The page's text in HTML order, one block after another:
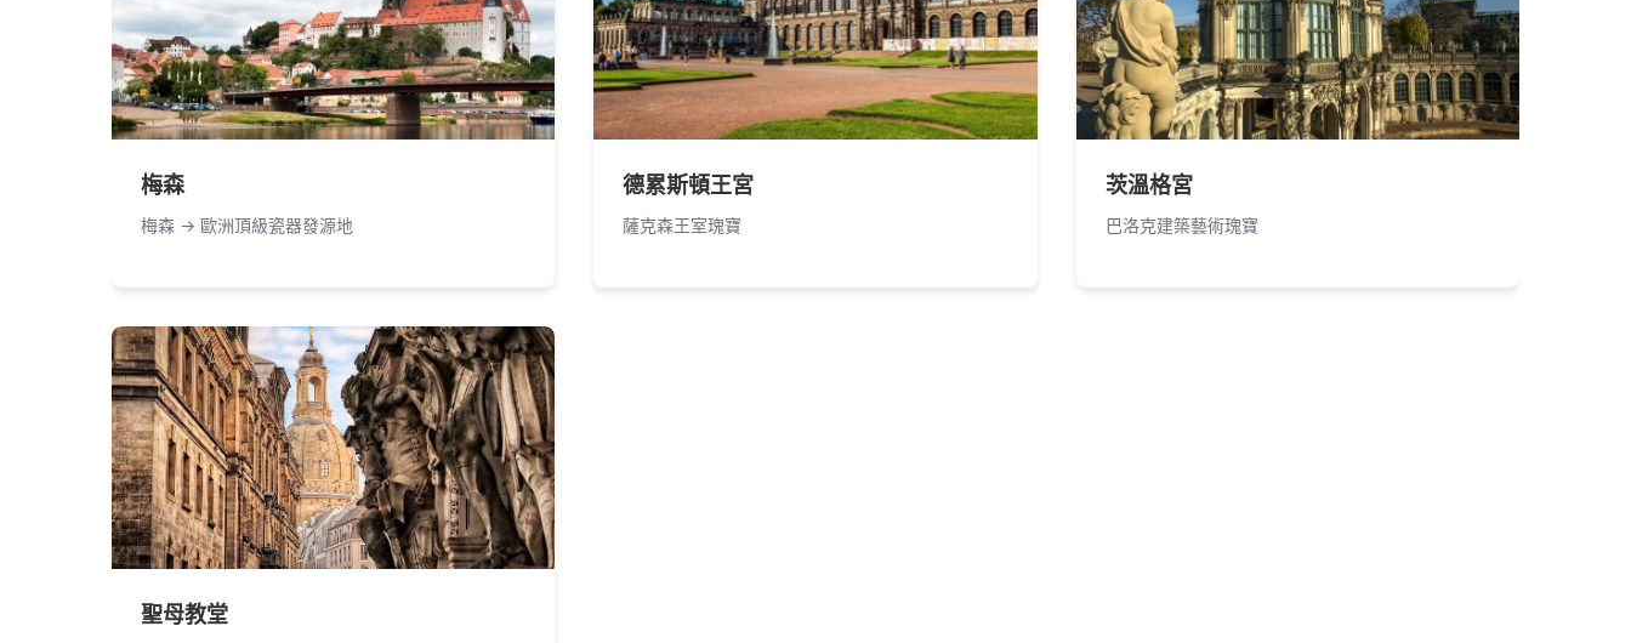
梅森
梅森 -> 歐洲頂級瓷器發源地
德累斯頓王宮
薩克森王室瑰寶
茨溫格宮
巴洛克建築藝術瑰寶
聖母教堂